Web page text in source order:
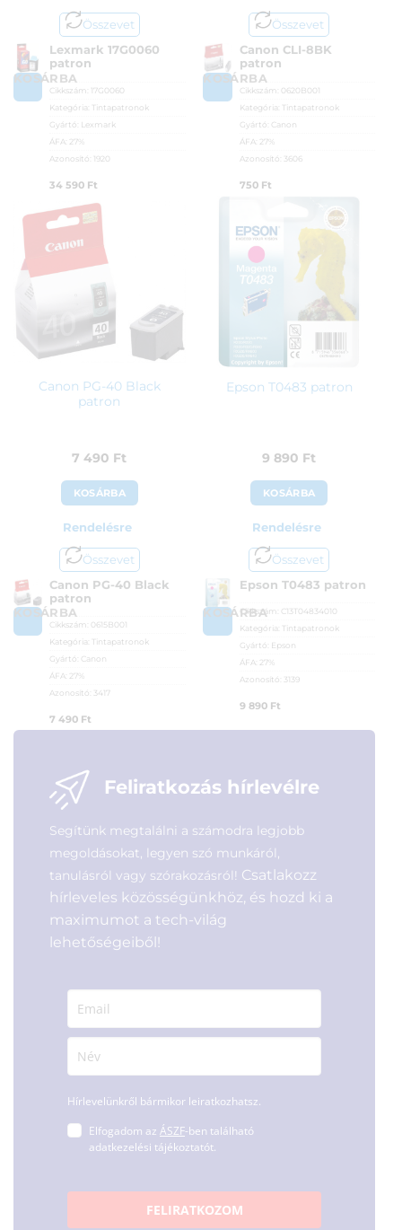
Összevet
KOSÁRBA
Lexmark 17G0060
patron
Cikkszám: 17G0060
Kategória:
Tintapatronok
Gyártó: Lexmark
ÁFA:
27%
Azonosító: 1920
34 590 Ft
Összevet
KOSÁRBA
Canon CLI-8BK
patron
Cikkszám: 0620B001
Kategória:
Tintapatronok
Gyártó: Canon
ÁFA:
27%
Azonosító:
3606
750 Ft
Canon PG-40 Black
patron
7 490 Ft
KOSÁRBA
Rendelésre
Összevet
KOSÁRBA
Canon PG-40 Black
patron
Cikkszám: 0615B001
Kategória:
Tintapatronok
Gyártó: Canon
ÁFA: 27%
Azonosító: 3417
7 490 Ft
Epson T0483 patron
9 890 Ft
KOSÁRBA
Rendelésre
Összevet
KOSÁRBA
Epson T0483 patron
Cikkszám: C13T04834010
Kategória:
Tintapatronok
Gyártó: Epson
ÁFA: 27%
Azonosító: 3139
9 890 Ft
Feliratkozás hírlevélre
Segítünk megtalálni a számodra legjobb
megoldásokat, legyen szó munkáról,
tanulásról vagy szórakozásról! Csatlakozz
hírleveles közösségünkhöz, és hozd ki a
maximumot a tech-világ
lehetőségeiből!
Hírlevelünkről bármikor leiratkozhatsz.
Elfogadom az ÁSZF-ben található
adatkezelési tájékoztatót.
FELIRATKOZOM